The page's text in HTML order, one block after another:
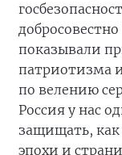
показывали
патриотизма
по велению
Россия у нас
защищать,
эпохи и